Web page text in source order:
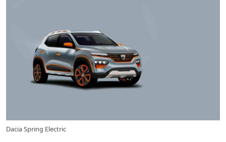
Dacia Spring Electric